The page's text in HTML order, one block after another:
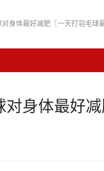
身体最好减肥〖一天打羽毛球
对身体最好